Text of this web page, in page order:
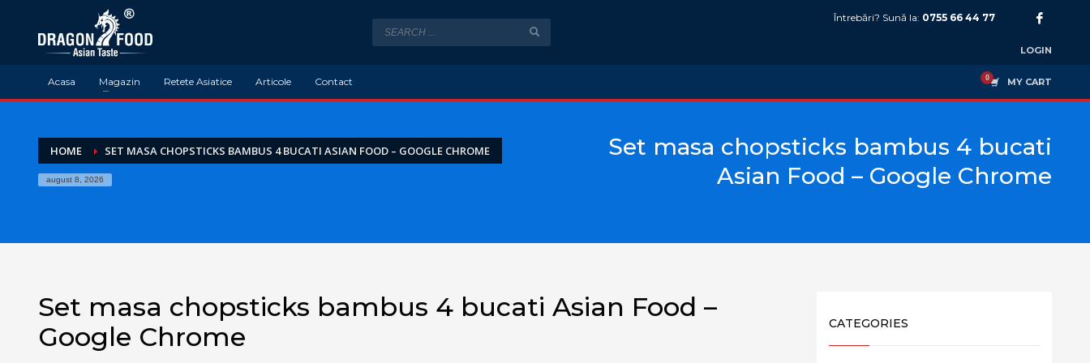
Întrebări? Sună la: 0755 66 44 77
LOGIN
Acasa Magazin Retete Asiatice Articole Contact MY CART
HOME SET MASA CHOPSTICKS BAMBUS 4 BUCATI ASIAN FOOD – GOOGLE CHROME
august 8, 2026
Set masa chopsticks bambus 4 bucati
Asian Food – Google Chrome
Set masa chopsticks bambus 4 bucati Asian Food –
Google Chrome
CATEGORIES